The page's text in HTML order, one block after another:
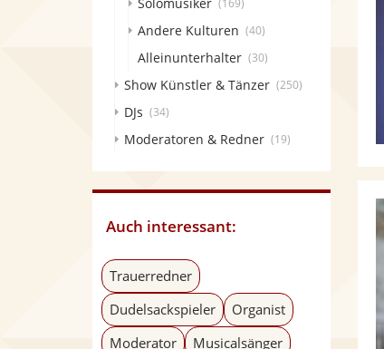
(169)
Andere Kulturen (40)
Alleinunterhalter (30)
Show Künstler & Tänzer (250)
DJs (34)
Moderatoren & Redner (19)
Auch interessant:
Trauerredner
Dudelsackspieler
Organist
Moderator
Musicalsänger